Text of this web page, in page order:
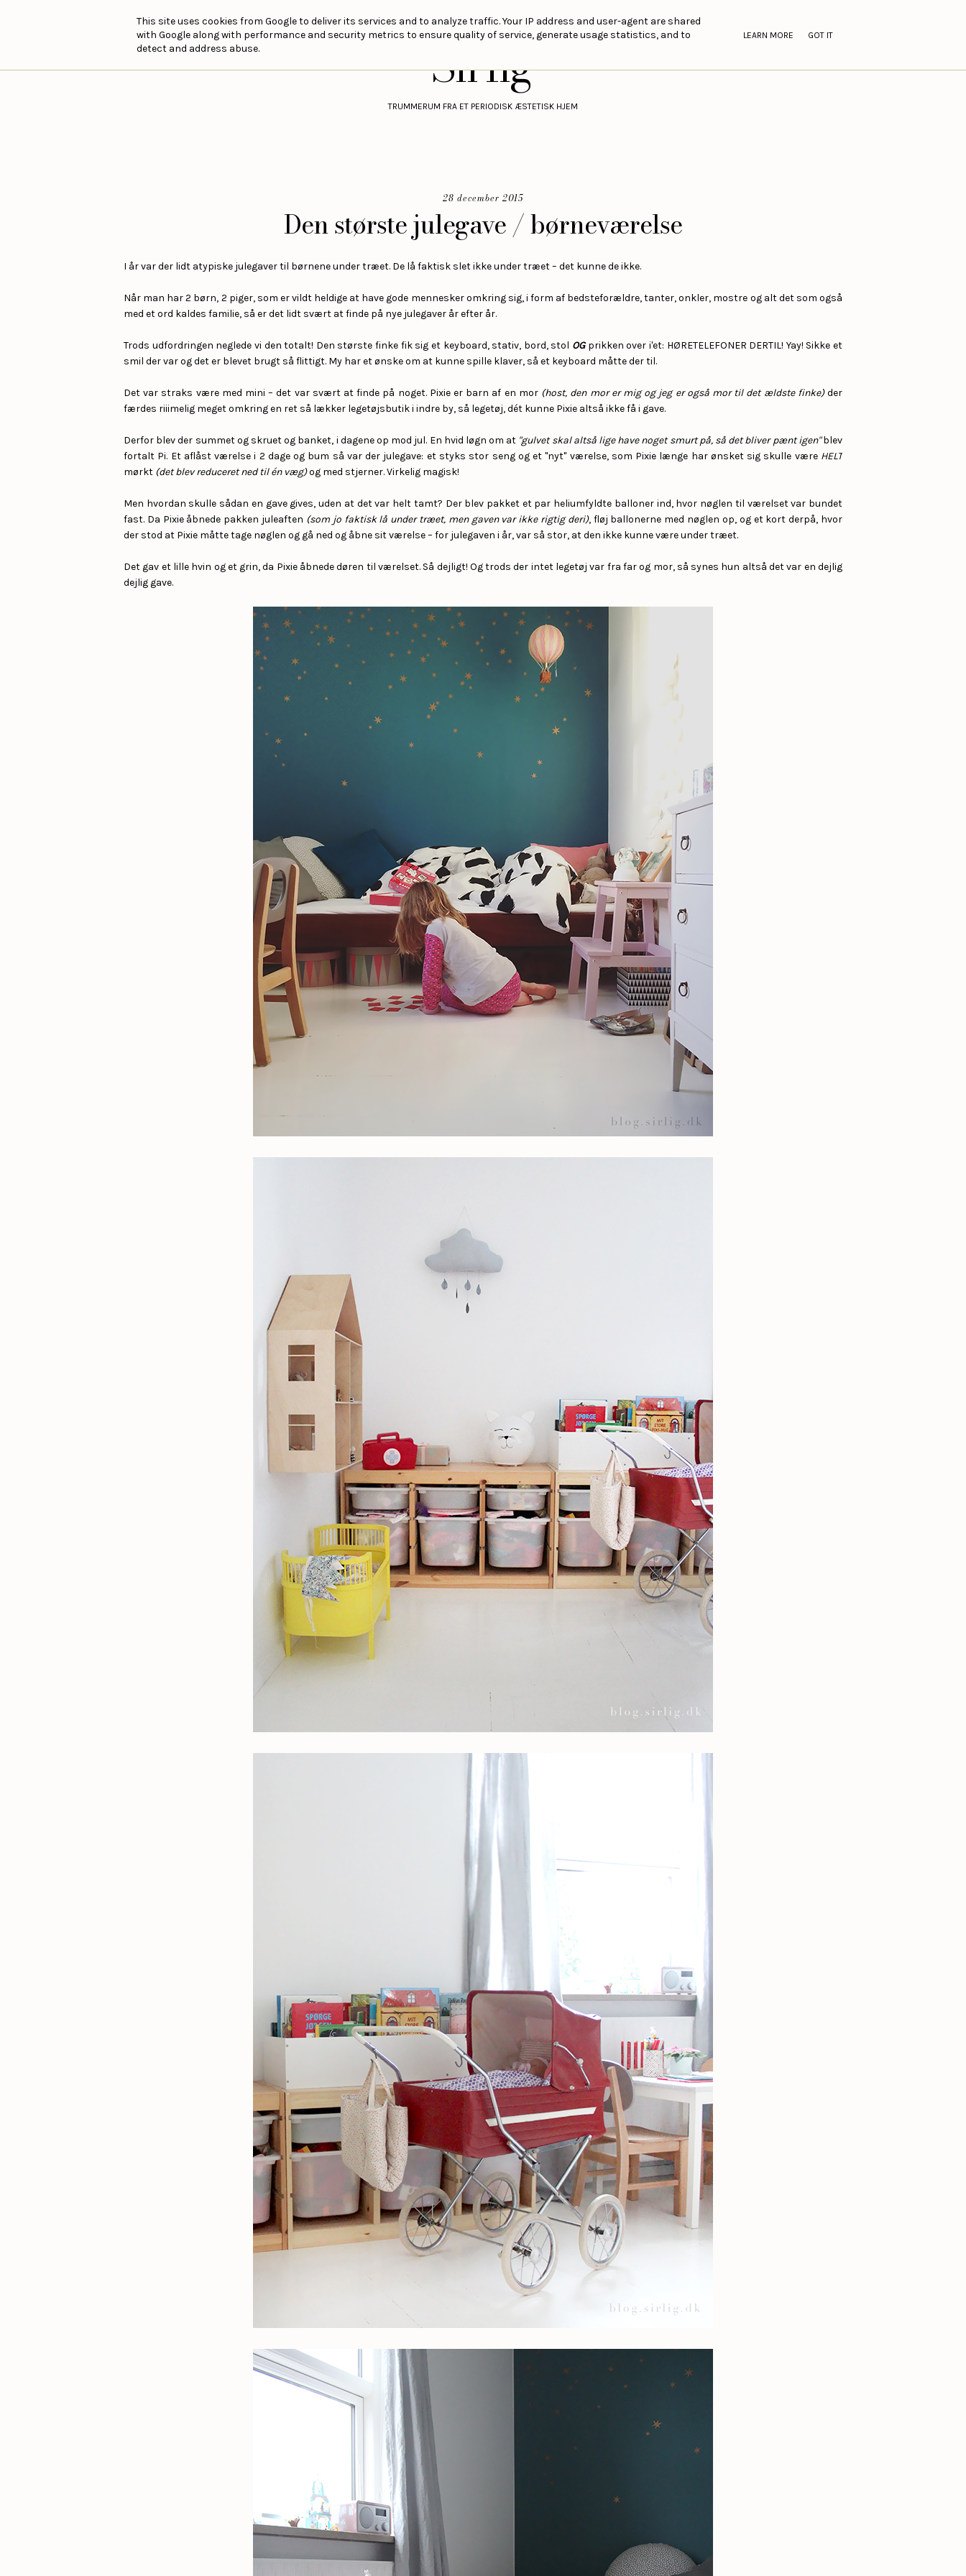
Sirlig
TRUMMERUM FRA ET PERIODISK ÆSTETISK HJEM
28 december 2015
Den største julegave / børneværelse
I år var der lidt atypiske julegaver til børnene under træet. De lå faktisk slet ikke under træet – det kunne de ikke.
Når man har 2 børn, 2 piger, som er vildt heldige at have gode mennesker omkring sig, i form af bedsteforældre, tanter, onkler, mostre og alt det som også
med et ord kaldes familie, så er det lidt svært at finde på nye julegaver år efter år.
Trods udfordringen neglede vi den totalt! Den største finke fik sig et keyboard, stativ, bord, stol OGprikken over i'et: HØRETELEFONER DERTIL! Yay! Sikke et
smil der var og det er blevet brugt så flittigt. My har et ønske om at kunne spille klaver, så et keyboard måtte der til.
Det var straks være med mini – det var svært at finde på noget. Pixie er barn af en mor (host, den mor er mig og jeg er også mor til det ældste finke)der
færdes riiimelig meget omkring en ret så lækker legetøjsbutik i indre by, så legetøj, dét kunne Pixie altså ikke få i gave.
Derfor blev der summet og skruet og banket, i dagene op mod jul. En hvid løgn om at "gulvet skal altså lige have noget smurt på, så det bliver pænt igen"blev
fortalt Pi. Et aflåst værelse i 2 dage og bum så var der julegave: et styks stor seng og et "nyt" værelse, som Pixie længe har ønsket sig skulle være HELT
mørkt (det blev reduceret ned til én væg)og med stjerner. Virkelig magisk!
Men hvordan skulle sådan en gave gives, uden at det var helt tamt? Der blev pakket et par heliumfyldte balloner ind, hvor nøglen til værelset var bundet
fast. Da Pixie åbnede pakken juleaften (som jo faktisk lå under træet, men gaven var ikke rigtig deri), fløj ballonerne med nøglen op, og et kort derpå, hvor
der stod at Pixie måtte tage nøglen og gå ned og åbne sit værelse – for julegaven i år, var så stor, at den ikke kunne være under træet.
Det gav et lille hvin og et grin, da Pixie åbnede døren til værelset. Så dejligt! Og trods der intet legetøj var fra far og mor, så synes hun altså det var en dejlig
dejlig gave.
This site uses cookies from Google to deliver its services and to analyze traffic. Your IP address and user-agent are shared
with Google along with performance and security metrics to ensure quality of service, generate usage statistics, and to
detect and address abuse.
LEARN MORE GOT IT